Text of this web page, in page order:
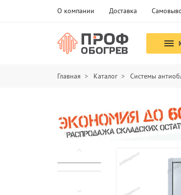
О компании Доставка
Главная Каталог Системы